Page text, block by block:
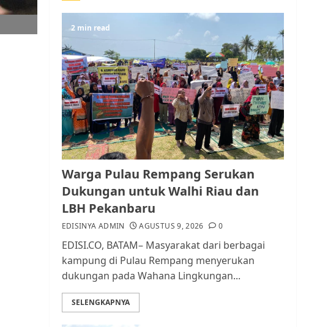
5
Warga
JULI 17, 2026
1
Warga Pulau Rempang
Serukan Dukungan untuk
Walhi Riau dan LBH
Pekanbaru
AGUSTUS 9, 2026 0
2
Pemko Batam Tegaskan
RT dan RW bukan Petugas
Pendataan dan
Pemungutan Pajak
3
Kader Pajak jadi
Penghubung Pemerintah
dan Masyarakat di
2 min read
Warga Pulau Rempang Serukan
Dukungan untuk Walhi Riau dan
LBH Pekanbaru
EDISINYA ADMIN AGUSTUS 9, 2026 0
EDISI.CO, BATAM– Masyarakat dari berbagai
kampung di Pulau Rempang menyerukan
dukungan pada Wahana Lingkungan...
SELENGKAPNYA